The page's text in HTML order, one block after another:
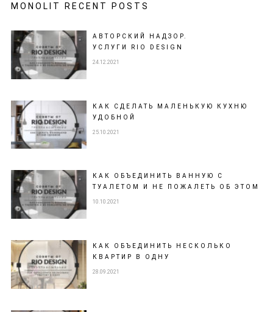
MONOLIT RECENT POSTS
АВТОРСКИЙ НАДЗОР.
УСЛУГИ RIO DESIGN
24.12.2021
КАК СДЕЛАТЬ МАЛЕНЬКУЮ КУХНЮ
УДОБНОЙ
25.10.2021
КАК ОБЪЕДИНИТЬ ВАННУЮ С
ТУАЛЕТОМ И НЕ ПОЖАЛЕТЬ ОБ ЭТОМ
10.10.2021
КАК ОБЪЕДИНИТЬ НЕСКОЛЬКО
КВАРТИР В ОДНУ
28.09.2021